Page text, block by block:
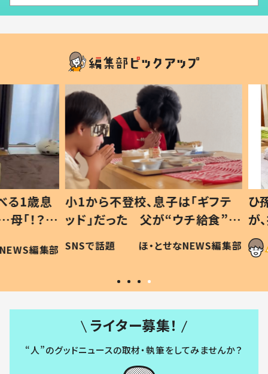
歳息
？」
編集部
小1から不登校、息子は「ギフテ
ッド」だった 父が“ウチ給食”を
作り続ける理由とは #令和の親
#令和の子
SNSで話題 ほ・とせなNEWS編集部
ひ孫
が、
「涙
い」
ライター募集！
“人”のグッドニュースの取材・執筆をしてみませんか？